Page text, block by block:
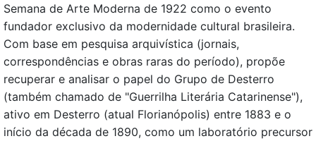
Semana de Arte Moderna de 1922 como o evento
fundador exclusivo da modernidade cultural brasileira.
Com base em pesquisa arquivística (jornais,
correspondências e obras raras do período), propõe
recuperar e analisar o papel do Grupo de Desterro
(também chamado de "Guerrilha Literária Catarinense"),
ativo em Desterro (atual Florianópolis) entre 1883 e o
início da década de 1890, como um laboratório precursor